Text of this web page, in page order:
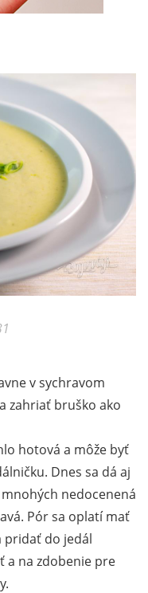
v sychravom
zahriať bruško ako
hotová a môže byť
Dnes sa dá aj
nedocenená
Pór sa oplatí mať
pridať do jedál
a na zdobenie pre